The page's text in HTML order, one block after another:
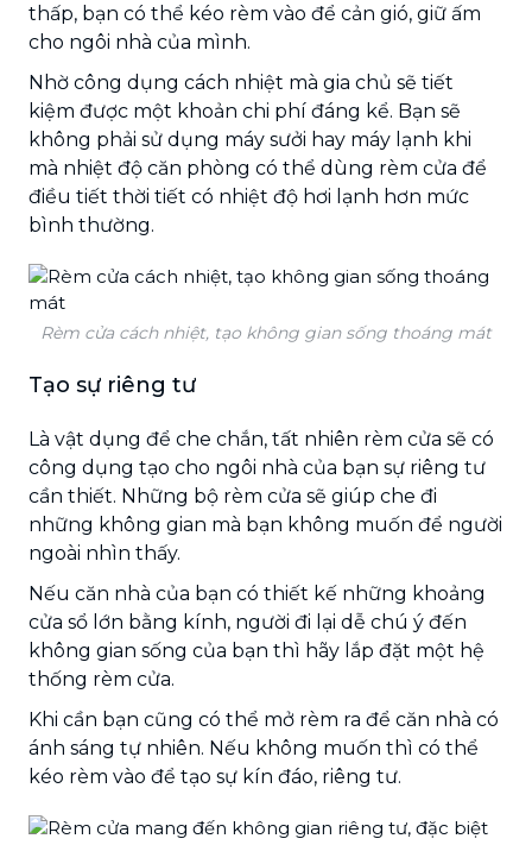
thấp, bạn có thể kéo rèm vào để cản gió, giữ ấm
cho ngôi nhà của mình.
Nhờ công dụng cách nhiệt mà gia chủ sẽ tiết
kiệm được một khoản chi phí đáng kể. Bạn sẽ
không phải sử dụng máy sưởi hay máy lạnh khi
mà nhiệt độ căn phòng có thể dùng rèm cửa để
điều tiết thời tiết có nhiệt độ hơi lạnh hơn mức
bình thường.
Rèm cửa cách nhiệt, tạo không gian sống thoáng mát
Tạo sự riêng tư
Là vật dụng để che chắn, tất nhiên rèm cửa sẽ có
công dụng tạo cho ngôi nhà của bạn sự riêng tư
cần thiết. Những bộ rèm cửa sẽ giúp che đi
những không gian mà bạn không muốn để người
ngoài nhìn thấy.
Nếu căn nhà của bạn có thiết kế những khoảng
cửa sổ lớn bằng kính, người đi lại dễ chú ý đến
không gian sống của bạn thì hãy lắp đặt một hệ
thống rèm cửa.
Khi cần bạn cũng có thể mở rèm ra để căn nhà có
ánh sáng tự nhiên. Nếu không muốn thì có thể
kéo rèm vào để tạo sự kín đáo, riêng tư.